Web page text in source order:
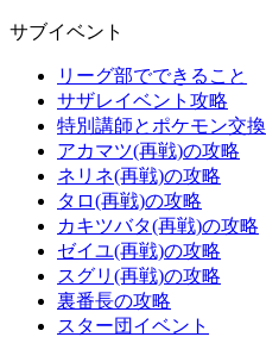
サブイベント
リーグ部でできること
サザレイベント攻略
特別講師とポケモン交換
アカマツ(再戦)の攻略
ネリネ(再戦)の攻略
タロ(再戦)の攻略
カキツバタ(再戦)の攻略
ゼイユ(再戦)の攻略
スグリ(再戦)の攻略
裏番長の攻略
スター団イベント